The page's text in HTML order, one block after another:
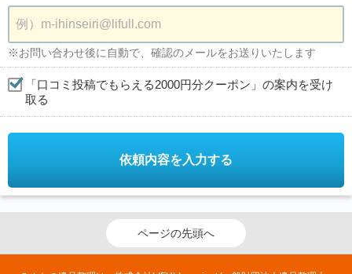
※お問い合わせ後に自動で、確認のメールをお送りいたします
「口コミ投稿でもらえる2000円分クーポン」の案内を受け
取る
依頼内容を入力する
ページの先頭へ